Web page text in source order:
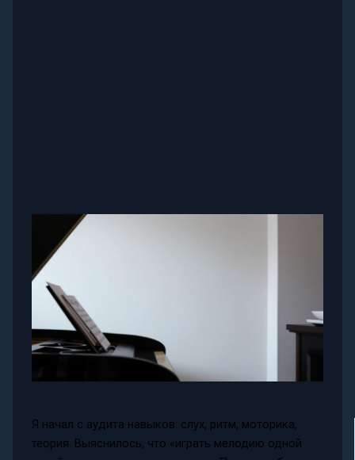
Я начал с аудита навыков: слух, ритм, моторика,
теория. Выяснилось, что «играть мелодию одной